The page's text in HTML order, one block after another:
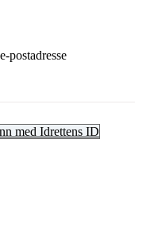
postadresse
med Idrettens ID